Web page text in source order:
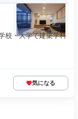
校・大学で建築学科
気になる